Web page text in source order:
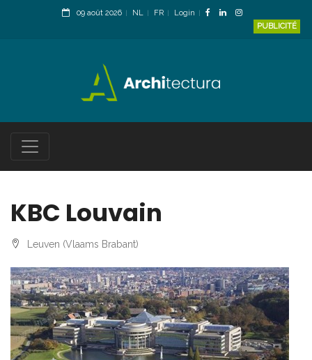
09 août 2026 NL FR
Login
PUBLICITÉ
KBC Louvain
Leuven (Vlaams Brabant)